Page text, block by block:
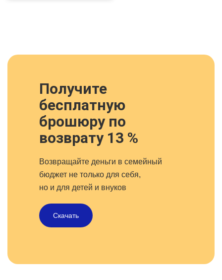
Получите
бесплатную
брошюру по
возврату 13 %
Возвращайте деньги в семейный
бюджет не только для себя,
но и для детей и внуков
Скачать